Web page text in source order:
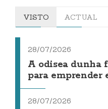
VISTO ACTUAL
28/07/2026
A odisea dunha
para emprender
28/07/2026